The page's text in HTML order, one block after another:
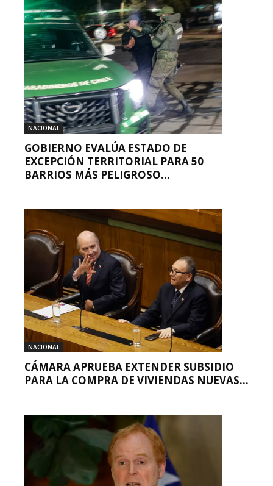
NACIONAL
GOBIERNO EVALÚA ESTADO DE
EXCEPCIÓN TERRITORIAL PARA 50
BARRIOS MÁS PELIGROSO...
NACIONAL
CÁMARA APRUEBA EXTENDER SUBSIDIO
PARA LA COMPRA DE VIVIENDAS NUEVAS...